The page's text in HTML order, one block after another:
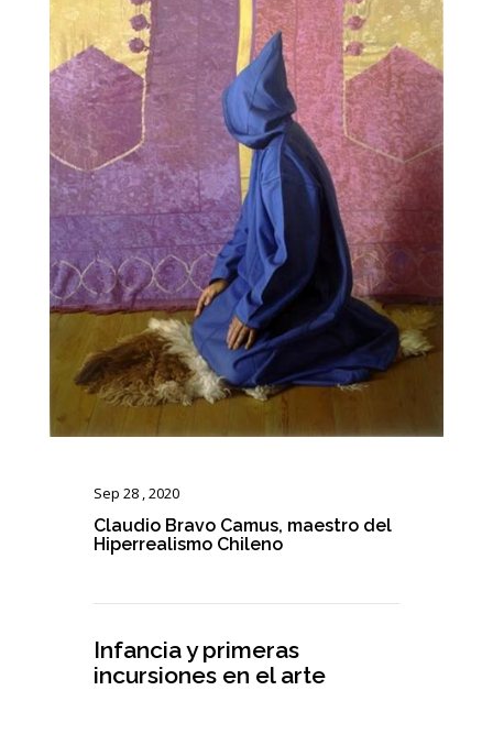
Sep 28 , 2020
Claudio Bravo Camus, maestro del
Hiperrealismo Chileno
Infancia y primeras
incursiones en el arte